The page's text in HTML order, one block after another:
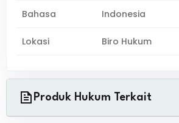
Bahasa Indonesia
Lokasi Biro Hukum
Produk Hukum Terkait